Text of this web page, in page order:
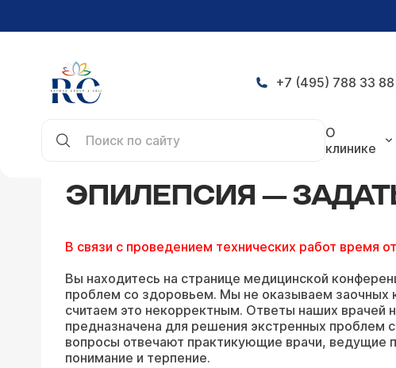
+7 (495) 788 33 88
О
клинике
ЭПИЛЕПСИЯ —
В связи с проведением технических работ время
Вы находитесь на странице медицинской
проблем со здоровьем. Мы не оказываем заочных
считаем это некорректным. Ответы наших врачей
предназначена для решения экстренных
вопросы отвечают практикующие врачи, ведущие
понимание и терпение.